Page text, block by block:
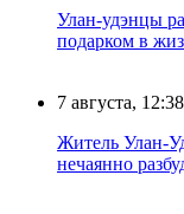
Улан-удэнцы
подарком в
7 августа, 12:38
Житель Улан-
нечаянно